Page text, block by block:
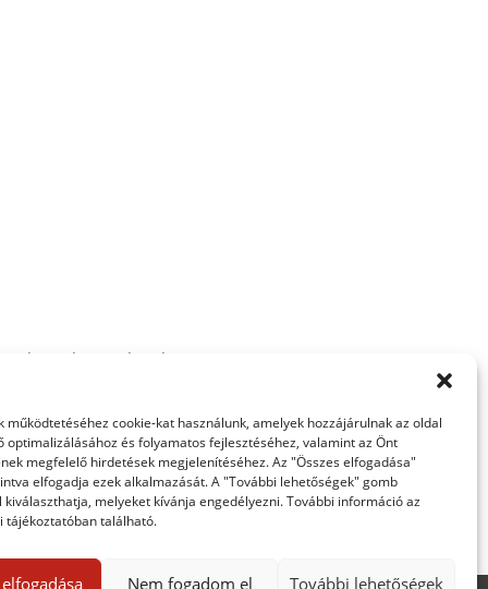
működtetéséhez cookie-kat használunk, amelyek hozzájárulnak az oldal
optimalizálásához és folyamatos fejlesztéséhez, valamint az Önt
megfelelő hirdetések megjelenítéséhez. Az "Összes elfogadása"
elfogadja ezek alkalmazását. A "További lehetőségek" gomb
kiválaszthatja, melyeket kívánja engedélyezni. További információ az
tájékoztatóban található.
Nem fogadom el További lehetőségek
kivételesen sikerült